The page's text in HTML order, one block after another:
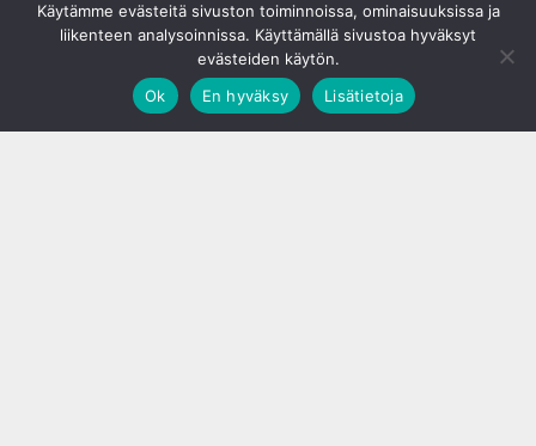
Käytämme evästeitä sivuston toiminnoissa, ominaisuuksissa ja
liikenteen analysoinnissa. Käyttämällä sivustoa hyväksyt
evästeiden käytön.
Ok
En hyväksy Lisätietoja